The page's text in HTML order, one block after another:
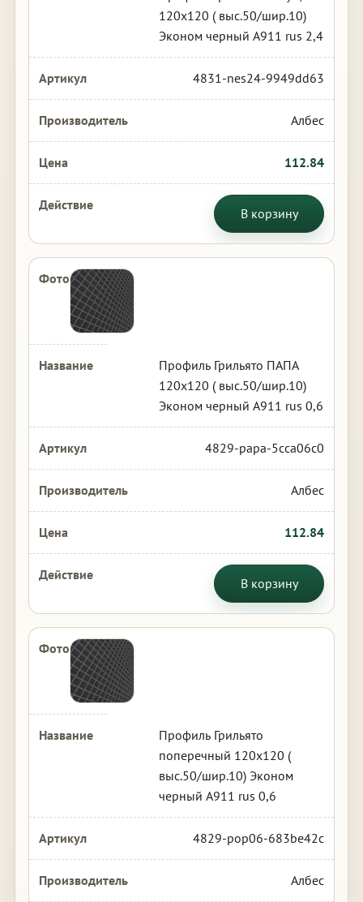
120х120 ( выс.50/шир.10)
Эконом черный А911 rus 2,4
4831-nes24-9949dd63
Албес
112.84
В корзину
Профиль Грильято ПАПА
120х120 ( выс.50/шир.10)
Эконом черный А911 rus 0,6
4829-papa-5cca06c0
Албес
112.84
В корзину
Профиль Грильято
поперечный 120х120 (
выс.50/шир.10) Эконом
черный А911 rus 0,6
4829-pop06-683be42c
Албес